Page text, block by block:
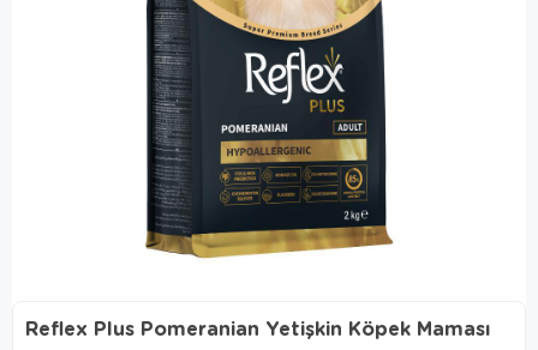
Reflex Plus Pomeranian Yetişkin Köpek Maması